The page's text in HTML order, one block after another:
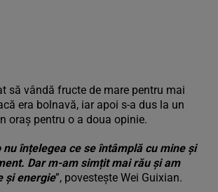
să vândă fructe de mare pentru mai
era bolnavă, iar apoi s-a dus la un
oraș pentru o a doua opinie.
înțelegea ce se întâmplă cu mine și
Dar m-am simțit mai rău și am
și energie”, povestește Wei Guixian.